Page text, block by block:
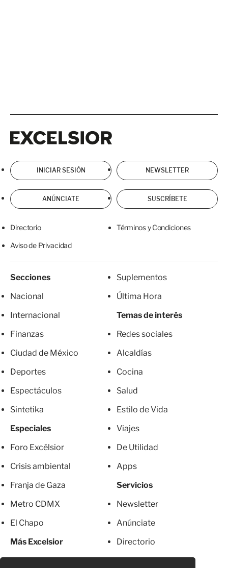
INICIAR SESIÓN NEWSLETTER
ANÚNCIATE SUSCRÍBETE
Directorio Términos y Condiciones
Aviso de Privacidad
Secciones
Nacional
Internacional
Finanzas
Ciudad de México
Deportes
Espectáculos
Sintetika
Especiales
Foro Excélsior
Crisis ambiental
Franja de Gaza
Metro CDMX
El Chapo
Más Excelsior
Suplementos
Última Hora
Temas de interés
Redes sociales
Alcaldías
Cocina
Salud
Estilo de Vida
Viajes
De Utilidad
Apps
Servicios
Newsletter
Anúnciate
Directorio